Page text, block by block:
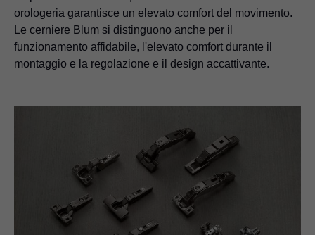
orologeria garantisce un elevato comfort del movimento.
Le cerniere Blum si distinguono anche per il
funzionamento affidabile, l'elevato comfort durante il
montaggio e la regolazione e il design accattivante.